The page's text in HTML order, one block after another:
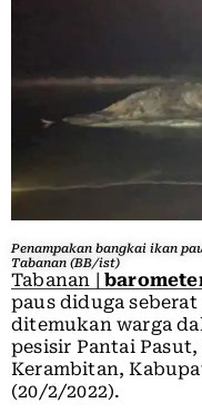
Penampakan bangkai ikan
Tabanan (BB/ist)
Tabanan |
paus diduga
ditemukan warga
pesisir Pantai
Kerambitan,
(20/2/2022).